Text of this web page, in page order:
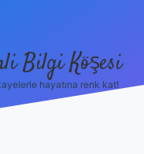
Bilgi Köşesi
hayatına renk kat!